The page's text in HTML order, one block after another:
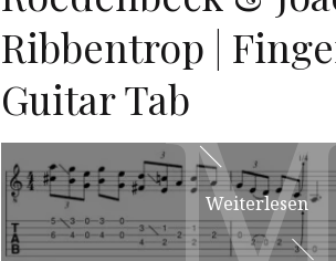
Ribbentrop |
Guitar Tab
Weiterlesen